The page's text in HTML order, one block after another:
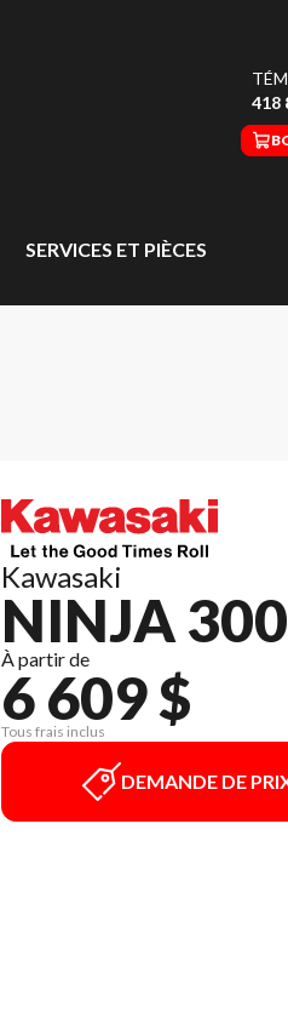
418
SERVICES ET PIÈCES
Kawasaki
NINJA
À partir de
6 609 $
Tous frais inclus
DEMANDE DE